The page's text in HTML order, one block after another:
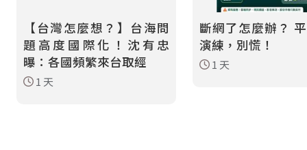
【台灣怎麼想？】台海問
題高度國際化！沈有忠
曝：各國頻繁來台取經
1 天
斷網了怎麼辦？
演練，別慌！
1 天